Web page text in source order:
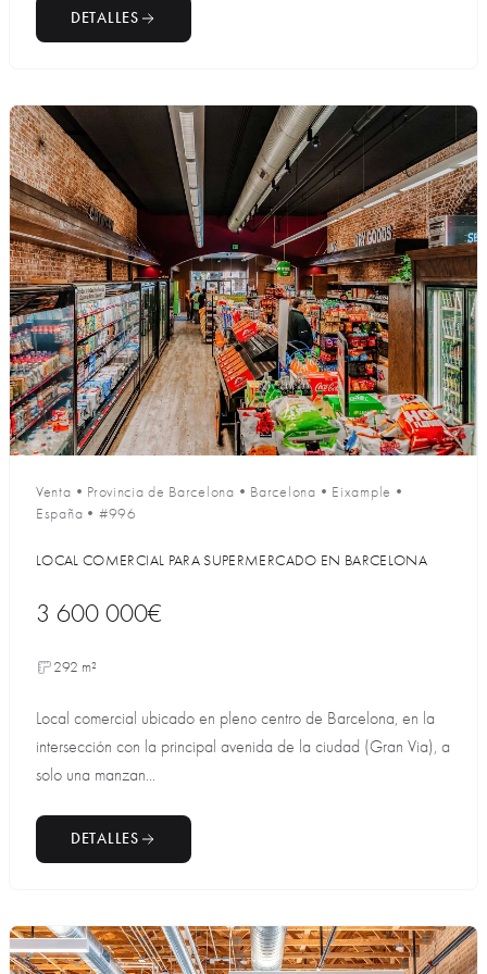
DETALLES
Venta • Provincia de Barcelona • Barcelona • Eixample •
España • #996
LOCAL COMERCIAL PARA SUPERMERCADO EN BARCELONA
3 600 000€
292 m²
Local comercial ubicado en pleno centro de Barcelona, en la
intersección con la principal avenida de la ciudad (Gran Via), a
solo una manzan...
DETALLES